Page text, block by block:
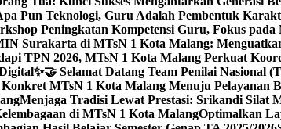
Pun Teknologi, Guru Adalah Pembentuk
Peningkatan Kompetensi Guru, Fokus
Surakarta di MTsN 1 Kota Malang:
TPN 2026, MTsN 1 Kota Malang Perkuat
✨🤝 Selamat Datang Team Penilai Nasional
MTsN 1 Kota Malang Menuju Pelayanan
Menjaga Tradisi Lewat Prestasi: Srikandi Silat
di MTsN 1 Kota MalangOptimalkan